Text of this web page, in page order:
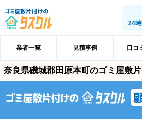
24
業者一覧 見積事例 口コ
奈良県磯城郡田原本町のゴミ屋敷